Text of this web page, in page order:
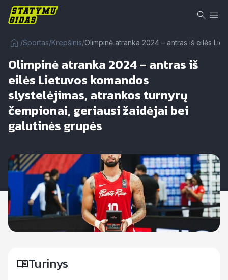
/Sportas/Krepšinis/Olimpinė atranka 2024 – antras iš eilės
Olimpinė atranka 2024 – antras iš
eilės Lietuvos komandos
slystelėjimas, atrankos turnyrų
čempionai, geriausi žaidėjai bei
galutinės grupės
Turinys